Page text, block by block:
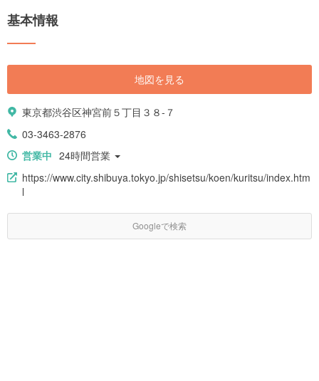
基本情報
地図を見る
東京都渋谷区神宮前５丁目３８-７
03-3463-2876
営業中 24時間営業
https://www.city.shibuya.tokyo.jp/shisetsu/koen/kuritsu/index.htm
l
Googleで検索